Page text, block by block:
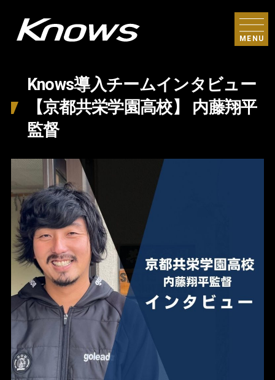
MENU
Knows導入チームインタビュー
【京都共栄学園高校】 内藤翔平
監督